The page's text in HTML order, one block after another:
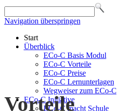
Navigation überspringen
Start
Überblick
ECo-C Basis Modul
ECo-C Vorteile
ECo-C Preise
ECo-C Lernunterlagen
Wegweiser zum ECo-C
ECo-C Initiative
ECo-C macht Schule
Vorteile